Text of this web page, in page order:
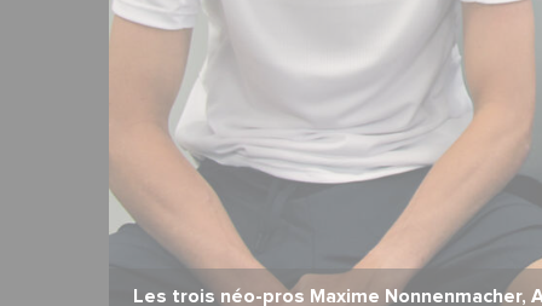
Les trois néo-pros Maxime Nonnenmacher,
2 18